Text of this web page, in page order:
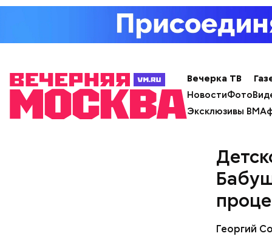
Вечерка ТВ
НовостиФото
Эксклюзивы ВМ
Георгий
Он
— В